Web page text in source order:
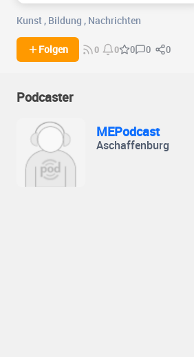
Kunst , Bildung , Nachrichten
Folgen 0 0 0 0 0
Podcaster
MEPodcast
Aschaffenburg